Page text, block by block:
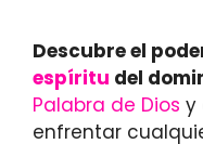
Descubre el
espíritu del
Palabra de Dios y
enfrentar